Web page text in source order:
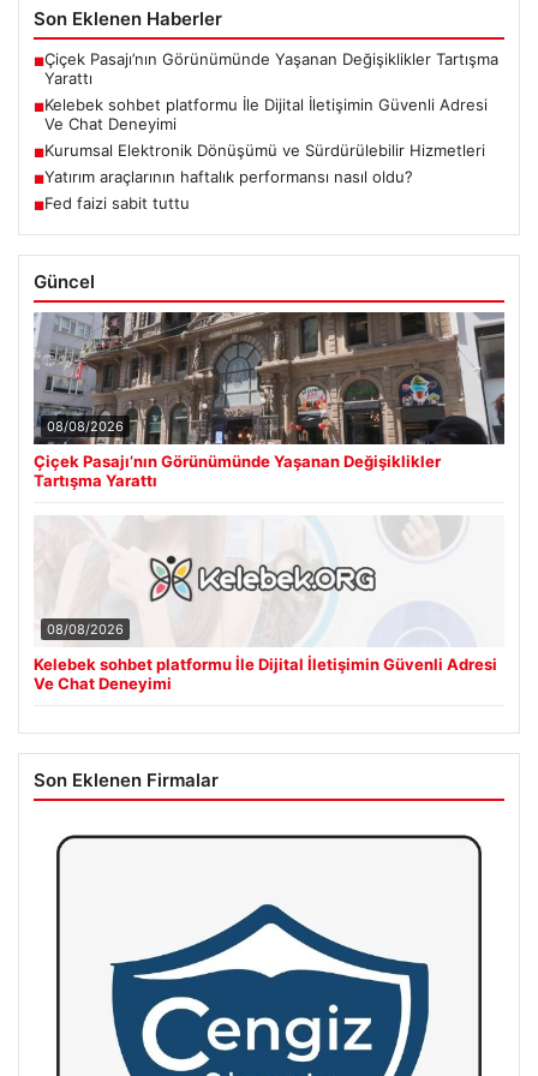
Son Eklenen Haberler
■Çiçek Pasajı’nın Görünümünde Yaşanan Değişiklikler Tartışma
Yarattı
■Kelebek sohbet platformu İle Dijital İletişimin Güvenli Adresi
Ve Chat Deneyimi
■Kurumsal Elektronik Dönüşümü ve Sürdürülebilir Hizmetleri
■Yatırım araçlarının haftalık performansı nasıl oldu?
■Fed faizi sabit tuttu
Güncel
08/08/2026
Çiçek Pasajı’nın Görünümünde Yaşanan Değişiklikler
Tartışma Yarattı
08/08/2026
Kelebek sohbet platformu İle Dijital İletişimin Güvenli Adresi
Ve Chat Deneyimi
Son Eklenen Firmalar